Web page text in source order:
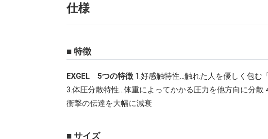
仕様
■ 特徴
EXGEL 5つの特徴 1.好感触特性…触れた人を優しく包む
3.体圧分散特性…体重によってかかる圧力を他方向に分
衝撃の伝達を大幅に減衰
■ サイズ